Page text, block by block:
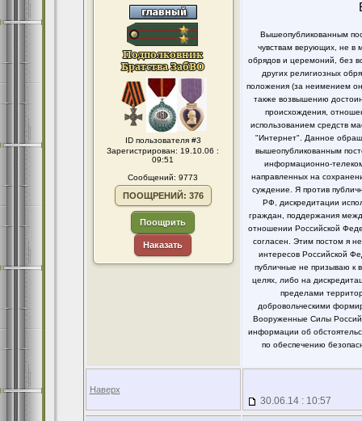
ID пользователя #3
Зарегистрирован: 19.10.06 :
09:51
Сообщений: 9773
ПООЩРЕНИЙ: 376
Поощрить
Наказать
Вышеопубликованным
чувствам верующих, не в
обрядов и церемоний, без
других религиозных
положения (за неимением
также возвышению
происхождения,
использованием средств
"Интернет". Данное
вышеопубликованным
информационно-
направленных на
суждение. Я против
РФ, дискредитации
граждан, поддержания
отношении Российской
согласен. Этим постом я
интересов Российской
публичные не призываю к
целях, либо на
пределами
добровольческими
Вооруженные Силы
информации об
по обеспечению
Наверх
30.06.14 : 10:57